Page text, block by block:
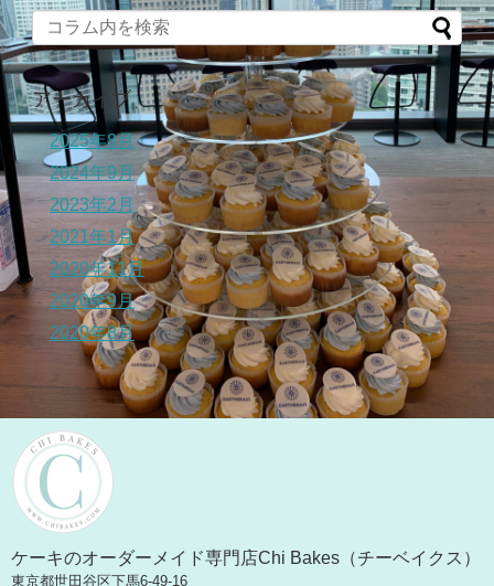
アーカイブ
2025年8月
2024年9月
2023年2月
2021年1月
2020年11月
2020年9月
2020年8月
ケーキのオーダーメイド専門店Chi Bakes（チーベイクス）
東京都世田谷区下馬6-49-16